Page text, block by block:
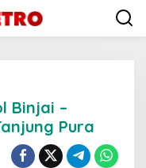
Binjai –
Pura